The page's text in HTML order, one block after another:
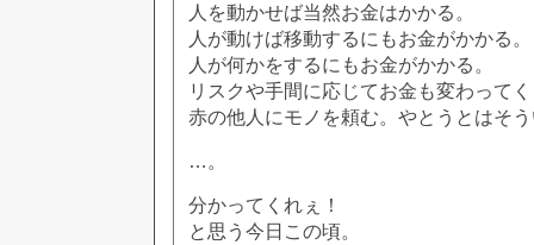
人を動かせば当然お金はかかる。
人が動けば移動するにもお金がかかる。
人が何かをするにもお金がかかる。
リスクや手間に応じてお金も変わって
赤の他人にモノを頼む。やとうとはそ
…。
分かってくれぇ！
と思う今日この頃。